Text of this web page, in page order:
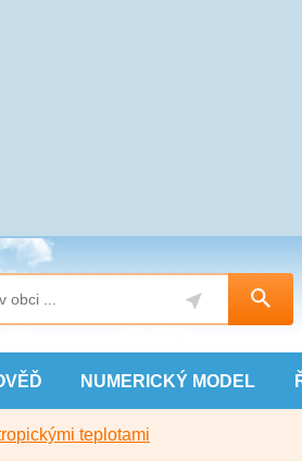
NUMERICKÝ MODEL
teplotami